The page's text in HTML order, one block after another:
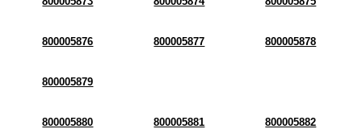
800005876 800005877 800005878
800005879
800005880 800005881 800005882